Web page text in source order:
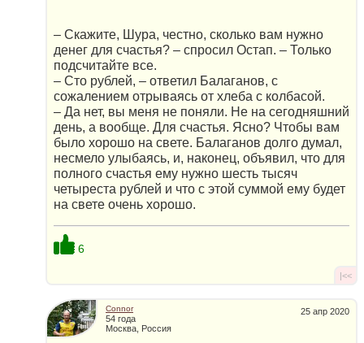
– Скажите, Шура, честно, сколько вам нужно
денег для счастья? – спросил Остап. – Только
подсчитайте все.
– Сто рублей, – ответил Балаганов, с
сожалением отрываясь от хлеба с колбасой.
– Да нет, вы меня не поняли. Не на сегодняшний
день, а вообще. Для счастья. Ясно? Чтобы вам
было хорошо на свете. Балаганов долго думал,
несмело улыбаясь, и, наконец, объявил, что для
полного счастья ему нужно шесть тысяч
четыреста рублей и что с этой суммой ему будет
на свете очень хорошо.
6
|<<
25 апр 2020
Connor
54 года
Москва, Россия